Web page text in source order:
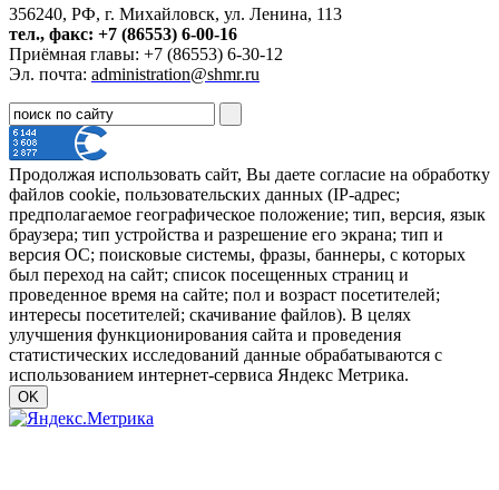
356240, РФ, г. Михайловск, ул. Ленина, 113
тел., факс: +7 (86553) 6-00-16
Приёмная главы: +7 (86553) 6-30-12
Эл. почта: administration@shmr.ru
Продолжая использовать сайт, Вы даете согласие на обработку
файлов cookie, пользовательских данных (IP-адрес;
предполагаемое географическое положение; тип, версия, язык
браузера; тип устройства и разрешение его экрана; тип и
версия ОС; поисковые системы, фразы, баннеры, с которых
был переход на сайт; список посещенных страниц и
проведенное время на сайте; пол и возраст посетителей;
интересы посетителей; скачивание файлов). В целях
улучшения функционирования сайта и проведения
статистических исследований данные обрабатываются с
использованием интернет-сервиса Яндекс Метрика.
OK